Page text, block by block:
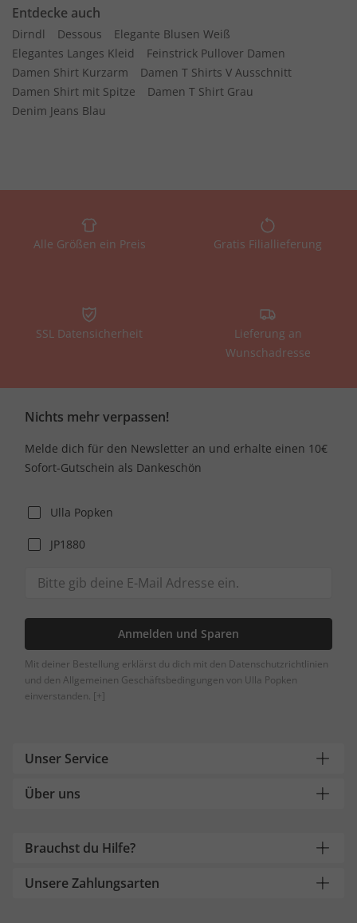
Entdecke auch
Dirndl Dessous
Elegante Blusen Weiß
Elegantes Langes Kleid
Feinstrick Pullover Damen
Damen Shirt Kurzarm
Damen T Shirts V Ausschnitt
Damen Shirt mit Spitze
Damen T Shirt Grau
Denim Jeans Blau
Alle Größen ein Preis Gratis Filiallieferung
SSL Datensicherheit
Lieferung an
Wunschadresse
Nichts mehr verpassen!
Melde dich für den Newsletter an und erhalte einen 10€
Sofort-Gutschein als Dankeschön
Ulla Popken
JP1880
Anmelden und Sparen
Mit deiner Bestellung erklärst du dich mit den Datenschutzrichtlinien
und den Allgemeinen Geschäftsbedingungen von Ulla Popken
einverstanden. [+]
Unser Service
Über uns
Brauchst du Hilfe?
Unsere Zahlungsarten